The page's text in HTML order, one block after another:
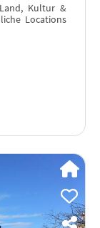
Kultur &
Locations